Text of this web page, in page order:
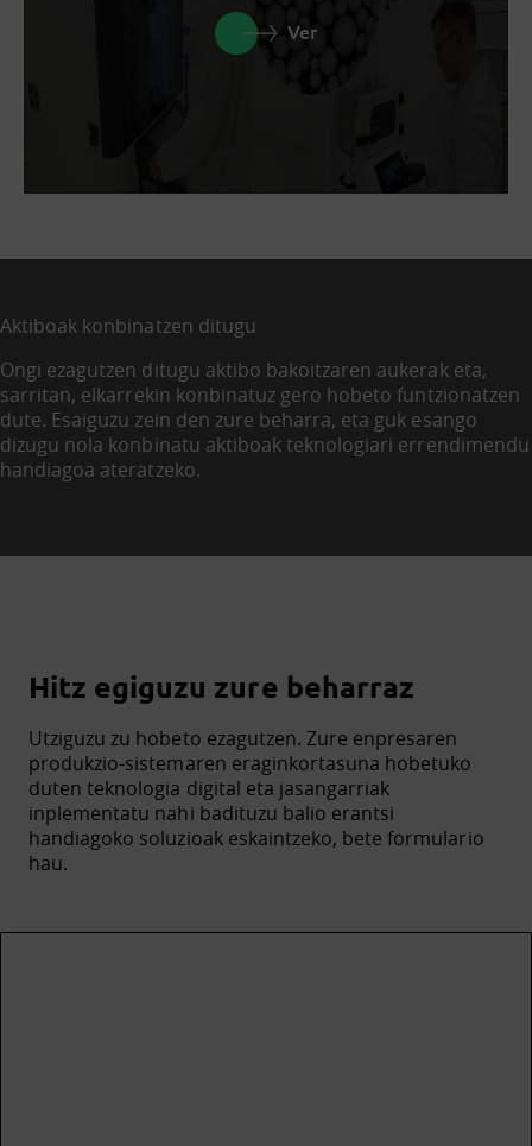
Ver
Aktiboak konbinatzen ditugu
Ongi ezagutzen ditugu aktibo bakoitzaren aukerak eta,
sarritan, elkarrekin konbinatuz gero hobeto funtzionatzen
dute. Esaiguzu zein den zure beharra, eta guk esango
dizugu nola konbinatu aktiboak teknologiari errendimendu
handiagoa ateratzeko.
Hitz egiguzu zure beharraz
Utziguzu zu hobeto ezagutzen. Zure enpresaren
produkzio-sistemaren eraginkortasuna hobetuko
duten teknologia digital eta jasangarriak
inplementatu nahi badituzu balio erantsi
handiagoko soluzioak eskaintzeko, bete formulario
hau.